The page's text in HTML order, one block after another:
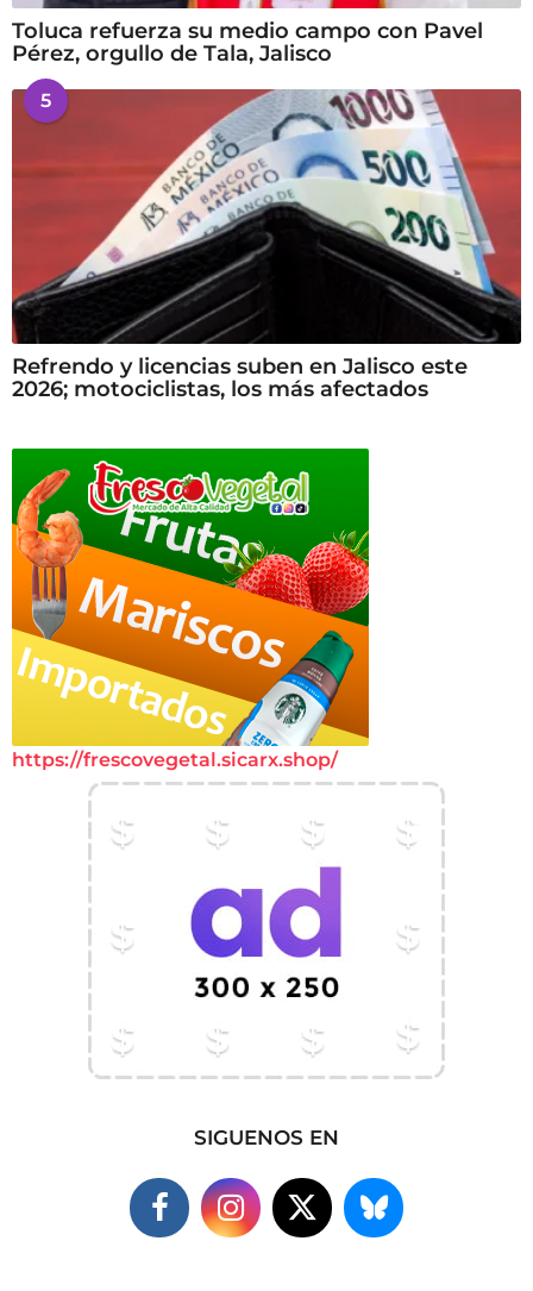
Toluca refuerza su medio campo con Pavel
Pérez, orgullo de Tala, Jalisco
5
Refrendo y licencias suben en Jalisco este
2026; motociclistas, los más afectados
https://frescovegetal.sicarx.shop/
SIGUENOS EN